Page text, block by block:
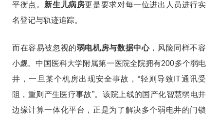
平衡点。 新生儿病房更是要求对每一位进出人员进行实
名登记与轨迹追踪。
而在容易被忽视的弱电机房与数据中心，风险同样不容
小觑。中国医科大学附属第一医院全院拥有200多个弱电
井，一旦某个机房出现安全事故，“轻则导致IT通讯受
阻，重则产生医疗事故”。该院上线的国产化智慧弱电井
边缘计算一体化平台，正是为了解决多个弱电井的门锁